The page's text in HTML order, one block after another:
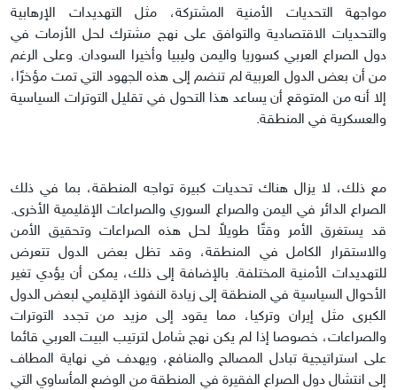
مواجهة التحديات الأمنية المشتركة، مثل التهديدات الإرهابية
والتحديات الاقتصادية والتوافق على نهج مشترك لحل الأزمات في
دول الصراع العربي كسوريا واليمن وليبيا وأخيرا السودان. وعلى الرغم
من أن بعض الدول العربية لم تنضم إلى هذه الجهود التي تمت مؤخرًا،
إلا أنه من المتوقع أن يساعد هذا التحول في تقليل التوترات السياسية
والعسكرية في المنطقة.
مع ذلك، لا يزال هناك تحديات كبيرة تواجه المنطقة، بما في ذلك
الصراع الدائر في اليمن والصراع السوري والصراعات الإقليمية الأخرى.
قد يستغرق الأمر وقتًا طويلاً لحل هذه الصراعات وتحقيق الأمن
والاستقرار الكامل في المنطقة، وقد تظل بعض الدول تتعرض
للتهديدات الأمنية المختلفة. بالإضافة إلى ذلك، يمكن أن يؤدي تغير
الأحوال السياسية في المنطقة إلى زيادة النفوذ الإقليمي لبعض الدول
الكبرى مثل إيران وتركيا، مما يقود إلى مزيد من تجدد التوترات
والصراعات، خصوصا إذا لم يكن نهج شامل لترتيب البيت العربي قائما
على استراتيجية تبادل المصالح والمنافع، ويهدف في نهاية المطاف
إلى انتشال دول الصراع الفقيرة في المنطقة من الوضع المأساوي التي